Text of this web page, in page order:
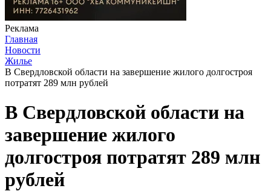
Реклама
Главная
Новости
Жилье
В Свердловской области на завершение жилого долгостроя
потратят 289 млн рублей
В Свердловской области на
завершение жилого
долгостроя потратят 289 млн
рублей